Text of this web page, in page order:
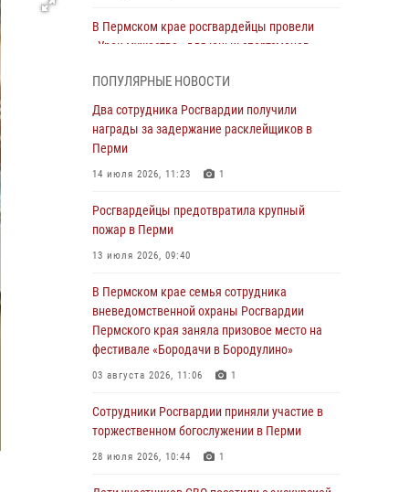
В Пермском крае росгвардейцы провели
«Урок мужества» для юных спортсменов
Росгвардеец спас тонущую женщину в
Пермском крае
30 июля 2026, 05:19
торжественном богослужении в Перми
28 июля 2026, 10:44
при задержании участников преступной
группы в Пермском крае
28 июля 2026, 06:15
Сотрудник СОБР «Стрелец» провели встречу
Росгвардией»
24 июля 2026, 08:45 2
ПОПУЛЯРНЫЕ НОВОСТИ
Два сотрудника Росгвардии получили
награды за задержание расклейщиков в
Перми
14 июля 2026, 11:23 1
Росгвардейцы предотвратила крупный
пожар в Перми
13 июля 2026, 09:40
В Пермском крае семья сотрудника
вневедомственной охраны Росгвардии
Пермского края заняла призовое место на
фестивале «Бородачи в Бородулино»
03 августа 2026, 11:06 1
Сотрудники Росгвардии приняли участие в
торжественном богослужении в Перми
28 июля 2026, 10:44 1